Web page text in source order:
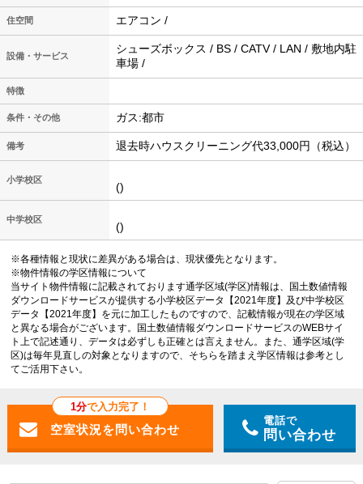
住空間 エアコン /
設備・サービス
シューズボックス / BS / CATV / LAN / 敷地内駐
車場 /
特徴
条件・その他 ガス:都市
備考 退去時ハウスクリーニング代33,000円（税込）
小学校区
()
中学校区
()
※各種情報と現状に差異がある場合は、現状優先となります。
※物件情報の学区情報について
当サイト物件情報に記載されております通学区域(学区)情報は、国土数値情報
ダウンロードサービスが提供する小学校区データ【2021年度】及び中学校区
データ【2021年度】を元に加工したものですので、記載情報が現在の学区域
と異なる場合がございます。国土数値情報ダウンロードサービスのWEBサイ
ト上で記述通り、データは必ずしも正確とは言えません。また、通学区域(学
区)は毎年見直しの対象となりますので、そちらを踏まえ学区情報は参考とし
てご活用下さい。
1分で入力完了！
電話で
問い合わせ